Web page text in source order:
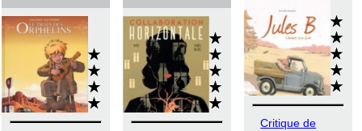
Critique de